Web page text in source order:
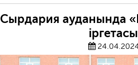
Сырдария ауданында